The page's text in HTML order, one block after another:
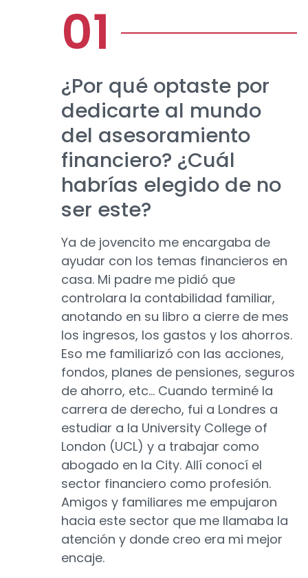
¿Por qué optaste por
dedicarte al mundo
del asesoramiento
financiero? ¿Cuál
habrías elegido de no
ser este?
Ya de jovencito me encargaba de
ayudar con los temas financieros en
casa. Mi padre me pidió que
controlara la contabilidad familiar,
anotando en su libro a cierre de mes
los ingresos, los gastos y los ahorros.
Eso me familiarizó con las acciones,
fondos, planes de pensiones, seguros
de ahorro, etc… Cuando terminé la
carrera de derecho, fui a Londres a
estudiar a la University College of
London (UCL) y a trabajar como
abogado en la City. Allí conocí el
sector financiero como profesión.
Amigos y familiares me empujaron
hacia este sector que me llamaba la
atención y donde creo era mi mejor
encaje.